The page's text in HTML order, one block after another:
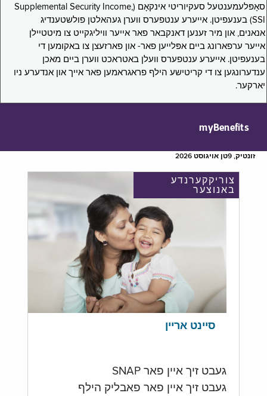
סאָפּלעמענטעל סעקיוריטי אינקאָם (Supplemental Security Income,
SSI) בענעפיטן. אייערע ענטפערס ווערן געהאלטן פולשטענדיג
אנאנים, און מיר זענען דאנקבאר פאר אייער וויליגקייט צו מיטטיילן
אייער ערפארונג ביים אפּלייען פאר- און פארזעצן צו באקומען די
בענעפיטן. אייערע ענטפערס וועלן באטראכט ווערן ביים מאכן
ענדערונגען צו די קריטישע הילף פראגראמען פאר אייך און אנדערע ניו
יארקער.
myBenefits
זונטיק, 9טן אויגוסט 2026
צוריקקערנדע
באנוצער
סיינט אריין
געבט זיך איין פאר SNAP
געבט זיך איין פאר פאבליק הילף